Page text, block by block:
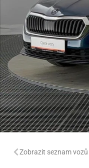
Zobrazit seznam vozů